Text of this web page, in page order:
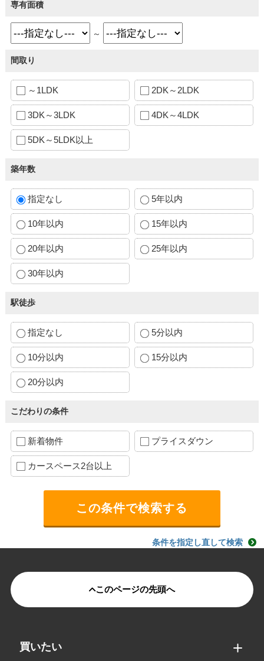
専有面積
～
間取り
～1LDK 2DK～2LDK
3DK～3LDK 4DK～4LDK
5DK～5LDK以上
築年数
指定なし 5年以内
10年以内 15年以内
20年以内 25年以内
30年以内
駅徒歩
指定なし 5分以内
10分以内 15分以内
20分以内
こだわりの条件
新着物件 プライスダウン
カースペース2台以上
条件を指定し直して検索
このページの先頭へ
買いたい